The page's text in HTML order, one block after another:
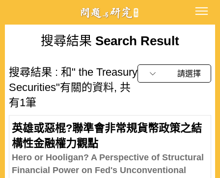
搜尋結果 Search Result
搜尋結果 : 和" the Treasury
Securities"有關的資料, 共
有1筆
請選擇
英雄或惡棍?聯準會非常規貨幣政策之結
構性金融權力觀點
Hero or Hooligan? A Perspective of Structural
Financial Power on Fed's Unconventional